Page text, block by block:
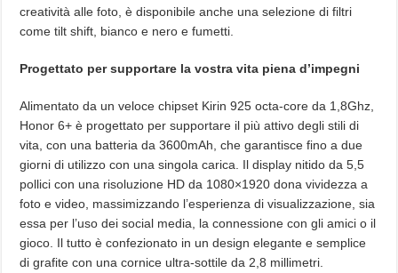
creatività alle foto, è disponibile anche una selezione di filtri
come tilt shift, bianco e nero e fumetti.
Progettato per supportare la vostra vita piena d’impegni
Alimentato da un veloce chipset Kirin 925 octa-core da 1,8Ghz,
Honor 6+ è progettato per supportare il più attivo degli stili di
vita, con una batteria da 3600mAh, che garantisce fino a due
giorni di utilizzo con una singola carica. Il display nitido da 5,5
pollici con una risoluzione HD da 1080×1920 dona vividezza a
foto e video, massimizzando l’esperienza di visualizzazione, sia
essa per l’uso dei social media, la connessione con gli amici o il
gioco. Il tutto è confezionato in un design elegante e semplice
di grafite con una cornice ultra-sottile da 2,8 millimetri.